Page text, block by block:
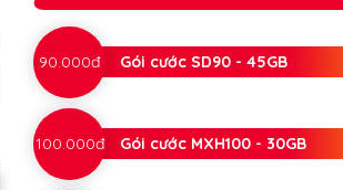
90.000đ Gói cước SD90 - 45GB
100.000đ Gói cước MXH100 - 30GB